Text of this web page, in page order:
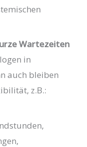
Wartezeiten
in
auch bleiben
z.B.: